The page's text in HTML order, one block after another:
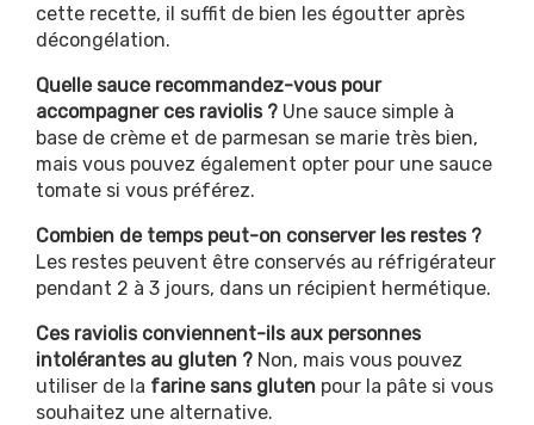
cette recette, il suffit de bien les égoutter après
décongélation.
Quelle sauce recommandez-vous pour
accompagner ces raviolis ? Une sauce simple à
base de crème et de parmesan se marie très bien,
mais vous pouvez également opter pour une sauce
tomate si vous préférez.
Combien de temps peut-on conserver les restes ?
Les restes peuvent être conservés au réfrigérateur
pendant 2 à 3 jours, dans un récipient hermétique.
Ces raviolis conviennent-ils aux personnes
intolérantes au gluten ? Non, mais vous pouvez
utiliser de la farine sans gluten pour la pâte si vous
souhaitez une alternative.